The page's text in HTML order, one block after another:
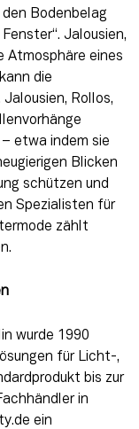
Bodenbelag
Jalousien,
Atmosphäre eines
die
Rollos,
etwa indem sie
Blicken
schützen und
Spezialisten für
zählt
wurde 1990
für Licht-,
bis zur
in
ein